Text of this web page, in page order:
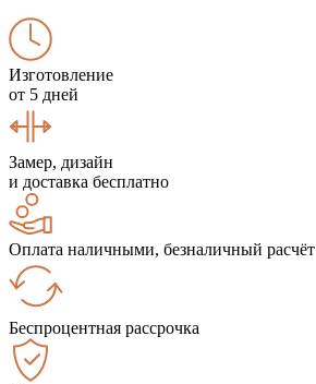
Изготовление
от 5 дней
Замер, дизайн
и доставка бесплатно
Оплата наличными, безналичный расчёт
Беспроцентная рассрочка